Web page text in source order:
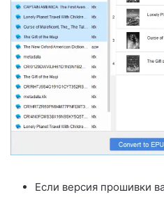
Если версия прошивки